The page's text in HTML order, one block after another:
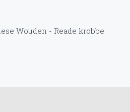
Wouden - Reade krobbe